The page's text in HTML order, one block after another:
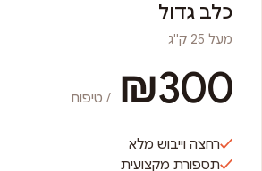
כלב גדול
מעל 25 ק"ג
₪300 / טיפוח
רחצה וייבוש מלא
תספורת מקצועית